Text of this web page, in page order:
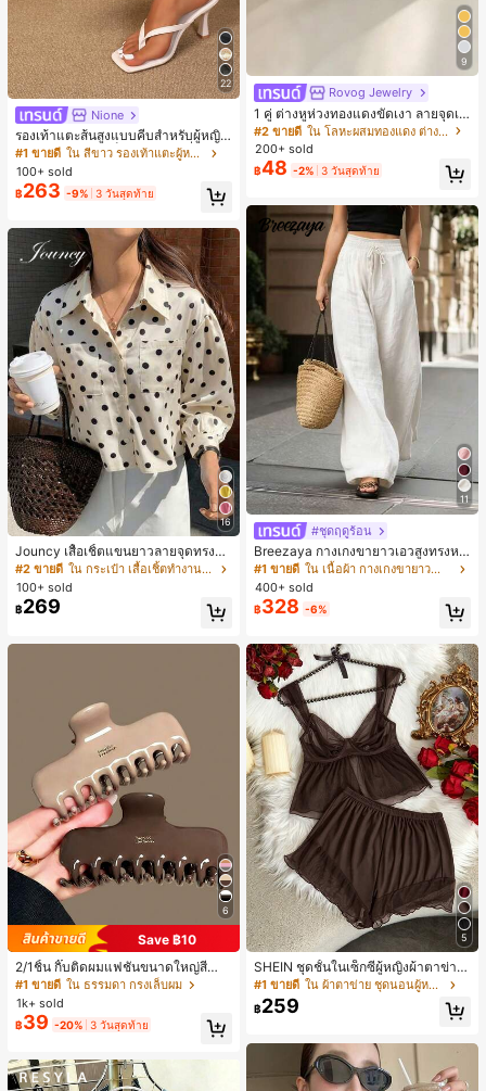
22
Nione
รองเท้าแตะส้นสูงแบบคีบสำหรับผู้หญิง
สไตล์คลาสสิก สีบล็อก สไตล์แฟรี่ฤดูร้อ
น ส้นเข็ม รองเท้าแตะแบบคีบ รองเท้าแ
ตะชายหาดแฟชั่นสายไขว้ รองเท้าผู้ห
ญิง สำหรับออฟฟิศ บ้าน กลางแจ้ง ดีไซ
น์หัวเหลี่ยม ชิคและหรูหรา สำหรับเดทไ
นท์
#1 ขายดี
ใน สีขาว รองเท้าแตะผู้หญิง
100+ sold
฿263 -9% 3 วันสุดท้าย
16
Jouncy เสื้อเชิ้ตแขนยาวลายจุดทรงหล
วมสำหรับผู้หญิง
#2 ขายดี
ใน กระเป๋า เสื้อเชิ้ตทำงานมีกระเป๋า
100+ sold
฿269
6
Save ฿10
2/1ชิ้น กิ๊บติดผมแฟชั่นขนาดใหญ่สีน้ำ
ตาลชานมสำหรับผู้หญิง เหมาะสำหรับก
ารอาบน้ำ ล้างหน้า และจัดแต่งทรงผม
#1 ขายดี ใน ธรรมดา กรงเล็บผม
1k+ sold
฿39 -20% 3 วันสุดท้าย
9
Rovog Jewelry
1 คู่ ต่างหูห่วงทองแดงขัดเงา ลายจุดเร
ขาคณิตสไตล์มินิมอล เหมาะสำหรับสว
มใส่ประจำวันแบบสบายๆ สำหรับผู้หญิง
#2 ขายดี
ใน โลหะผสมทองแดง ต่างหูผู้หญิง
200+ sold
฿48 -2% 3 วันสุดท้าย
11
#ชุดฤดูร้อน
Breezaya กางเกงขายาวเอวสูงทรงหล
วมขาบานสำหรับผู้หญิง สีขาวเรียบหรูส
ไตล์ชิค เหมาะสำหรับใส่เที่ยวทะเล วันห
ยุดพักผ่อนฤดูร้อน ลุคสบายๆ ใส่ได้หลา
ยโอกาสในชีวิตประจำวัน
#1 ขายดี
ใน เนื้อผ้า กางเกงขายาวลำลองผ้า
400+ sold
฿328 -6%
5
SHEIN ชุดชั้นในเซ็กซี่ผู้หญิงผ้าตาข่าย
มีโครงคัพบาง
#1 ขายดี ใน ผ้าตาข่าย ชุดนอนผู้หญิง
฿259